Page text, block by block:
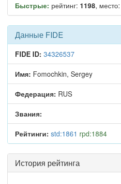
Быстрые: рейтинг: 1198, место:
Данные FIDE
FIDE ID: 34326537
Имя: Fomochkin, Sergey
Федерация: RUS
Звания:
Рейтинги: std:1861 rpd:1884
История рейтинга